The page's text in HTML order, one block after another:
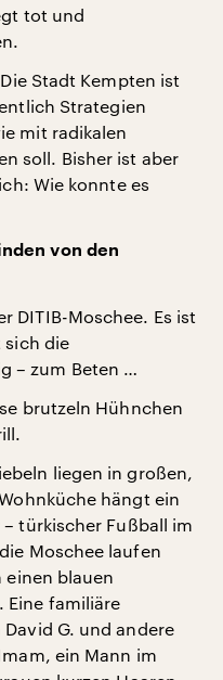
tot und
Stadt Kempten ist
Strategien
mit radikalen
soll. Bisher ist aber
Wie konnte es
von den
DITIB-Moschee. Es ist
sich die
– zum Beten …
brutzeln Hühnchen
liegen in großen,
hängt ein
türkischer Fußball im
Moschee laufen
einen blauen
Eine familiäre
G. und andere
ein Mann im